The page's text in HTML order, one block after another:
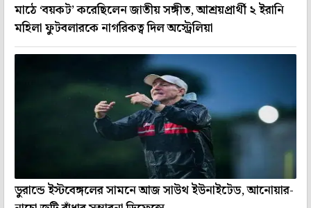
মাঠে ‘বয়কট’ করেছিলেন জাতীয় সঙ্গীত, আশ্রয়প্রার্থী ২ ইরানি
মহিলা ফুটবলারকে নাগরিকত্ব দিল অস্ট্রেলিয়া
ডুরান্ডে ইস্টবেঙ্গলের সামনে আজ সাউথ ইউনাইটেড, আনোয়ার-